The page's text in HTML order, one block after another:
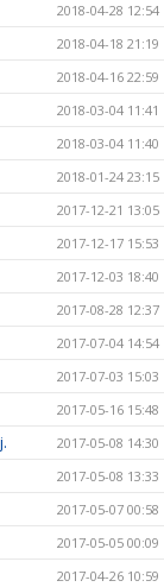
2018-04-28 12:54
2018-04-18 21:19
2018-04-16 22:59
2018-03-04 11:41
2018-03-04 11:40
2018-01-24 23:15
2017-12-21 13:05
2017-12-17 15:53
2017-12-03 18:40
2017-08-28 12:37
2017-07-04 14:54
2017-07-03 15:03
2017-05-16 15:48
2017-05-08 14:30
2017-05-08 13:33
2017-05-07 00:58
2017-05-05 00:09
2017-04-26 10:59